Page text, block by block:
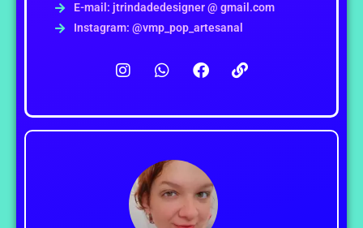
E-mail: jtrindadedesigner @ gmail.com
Instagram: @vmp_pop_artesanal
I
n
t
a
m
W
h
t
s
p
p
F
a
e
b
k
L
i
k